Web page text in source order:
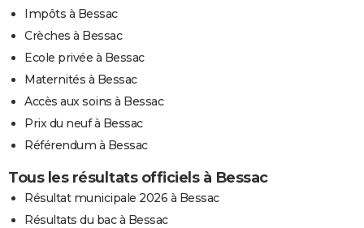
Impôts à Bessac
Crèches à Bessac
Ecole privée à Bessac
Maternités à Bessac
Accès aux soins à Bessac
Prix du neuf à Bessac
Référendum à Bessac
Tous les résultats officiels à Bessac
Résultat municipale 2026 à Bessac
Résultats du bac à Bessac